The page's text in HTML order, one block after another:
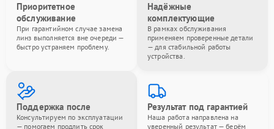
Приоритетное
обслуживание
При гарантийном случае замена
линз выполняется вне очереди —
быстро устраняем проблему.
Надёжные
комплектующие
В рамках обслуживания
применяем проверенные детали
— для стабильной работы
устройства.
Поддержка после
Консультируем по эксплуатации
— помогаем продлить срок
Результат под гарантией
Наша работа направлена на
уверенный результат — берём